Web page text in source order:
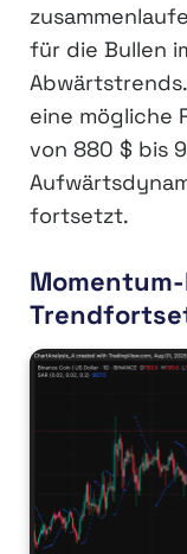
für die Bullen
eine mögliche
von 880 $ bis
fortsetzt.